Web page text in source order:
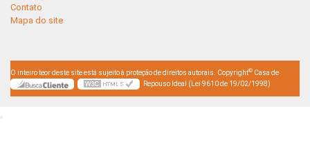
Contato
Mapa do site
O inteiro teor deste site está sujeito à proteção de direitos autorais. Copyright© Casa de
Repouso Ideal (Lei 9610 de 19/02/1998)